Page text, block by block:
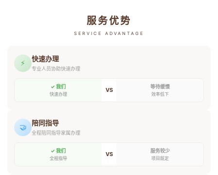
服务优势
SERVICE ADVANTAGE
⚡ 快速办理
专业人员协助快速办理
✓ 我们
快速办理
VS 等待缓慢
效率低下
🤝 陪同指导
全程陪同指导家属办理
✓ 我们
全程指导
VS 服务较少
项目既定